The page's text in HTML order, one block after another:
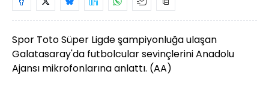
Spor Toto Süper Ligde şampiyonluğa ulaşan
Galatasaray'da futbolcular sevinçlerini Anadolu
Ajansı mikrofonlarına anlattı. (AA)